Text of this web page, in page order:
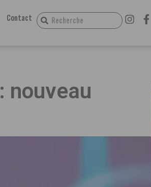
Contact
nouveau